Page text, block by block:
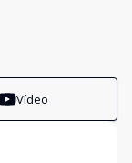
Vídeo